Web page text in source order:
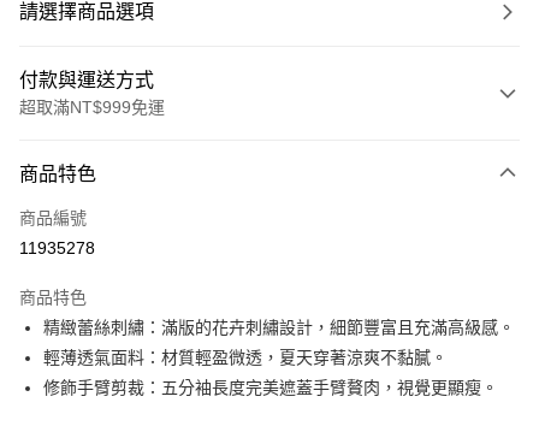
請選擇商品選項
付款與運送方式
超取滿NT$999免運
信用卡一次付款
信用卡分期付款
合作金庫商業銀行
華南商業銀行
彰化商業銀行
上海商業儲蓄銀行
台北富邦商業銀行
國泰世華商業銀行
兆豐國際商業銀行
6 期 0 利率 每期
華南商業銀行
彰化商業銀行
上海商業儲蓄銀行
台北富邦商業銀行
超商取貨付款
LINE Pay
商品特色
商品編號
11935278
商品特色
精緻蕾絲刺繡：滿版的花卉刺繡設計，細節豐富且充滿高級感。
輕薄透氣面料：材質輕盈微透，夏天穿著涼爽不黏膩。
修飾手臂剪裁：五分袖長度完美遮蓋手臂贅肉，視覺更顯瘦。